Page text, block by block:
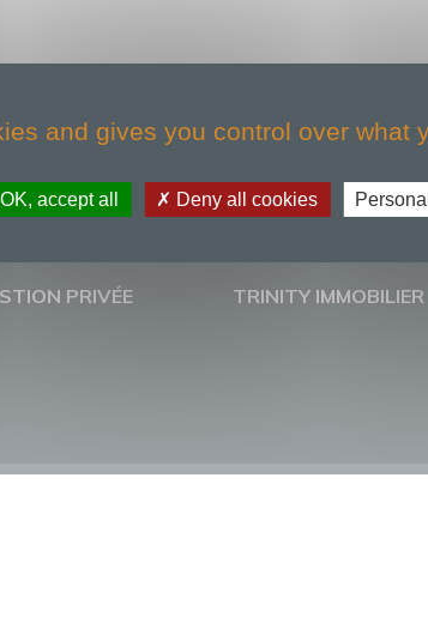
PRIVÉE TRINITY IMMOBILIER
and gives you control over what
OK, accept all Deny all cookies